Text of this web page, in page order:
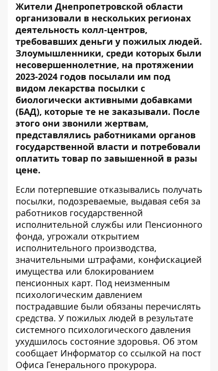
Жители Днепропетровской области
организовали в нескольких регионах
деятельность колл-центров,
требовавших деньги у пожилых людей.
Злоумышленники, среди которых были
несовершеннолетние, на протяжении
2023-2024 годов посылали им под
видом лекарства посылки с
биологически активными добавками
(БАД), которые те не заказывали. После
этого они звонили жертвам,
представлялись работниками органов
государственной власти и потребовали
оплатить товар по завышенной в разы
цене.
Если потерпевшие отказывались получать
посылки, подозреваемые, выдавая себя за
работников государственной
исполнительной службы или Пенсионного
фонда, угрожали открытием
исполнительного производства,
значительными штрафами, конфискацией
имущества или блокированием
пенсионных карт. Под неизменным
психологическим давлением
пострадавшие были обязаны перечислять
средства. У пожилых людей в результате
системного психологического давления
ухудшилось состояние здоровья. Об этом
сообщает Информатор со ссылкой на пост
Офиса Генерального прокурора.